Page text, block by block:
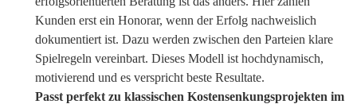
Kunden erst ein Honorar, wenn der Erfolg nachweislich
dokumentiert ist. Dazu werden zwischen den Parteien klare
Spielregeln vereinbart. Dieses Modell ist hochdynamisch,
motivierend und es verspricht beste Resultate.
Passt perfekt zu klassischen Kostensenkungsprojekten im